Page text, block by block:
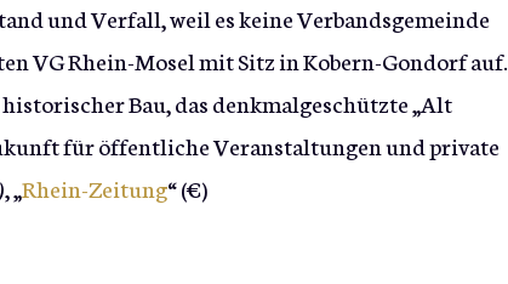
und Verfall, weil es keine Verbandsgemeinde
VG Rhein-Mosel mit Sitz in Kobern-Gondorf auf.
Bau, das denkmalgeschützte „Alt
für öffentliche Veranstaltungen und private
, „Rhein-Zeitung“ (€)